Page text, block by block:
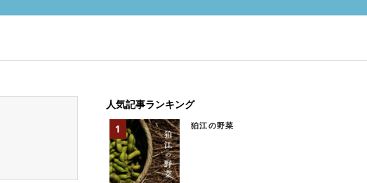
人気記事ランキング
狛江の野菜